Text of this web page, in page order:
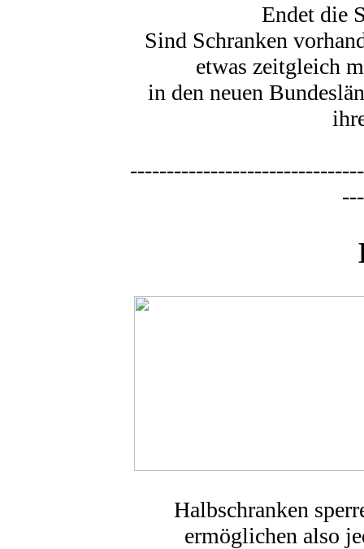
Endet die
Sind Schranken
etwas zeitgleich
in den neuen
Halbschranken
ermöglichen also